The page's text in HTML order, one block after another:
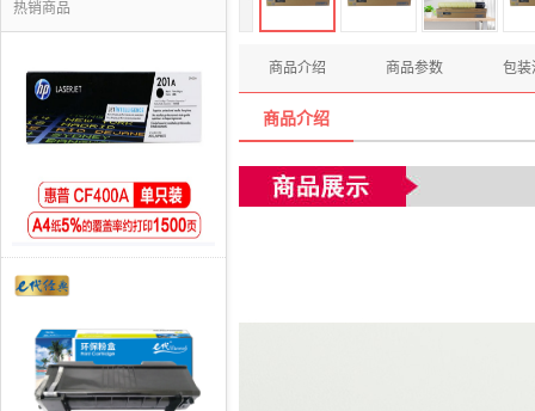
热销商品
商品介绍 商品参数 包装
商品介绍